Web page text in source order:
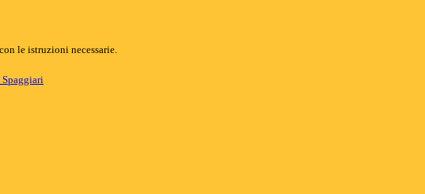
le istruzioni necessarie.